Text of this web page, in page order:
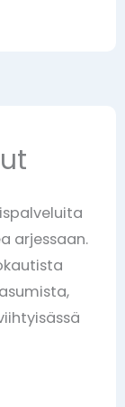
arjessaan.